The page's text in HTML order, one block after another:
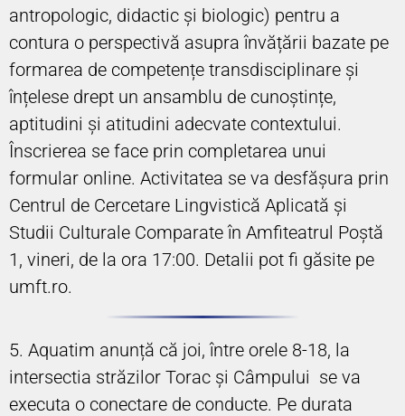
antropologic, didactic și biologic) pentru a
contura o perspectivă asupra învățării bazate pe
formarea de competențe transdisciplinare și
înțelese drept un ansamblu de cunoștințe,
aptitudini și atitudini adecvate contextului.
Înscrierea se face prin completarea unui
formular online. Activitatea se va desfășura prin
Centrul de Cercetare Lingvistică Aplicată și
Studii Culturale Comparate în Amfiteatrul Poștă
1, vineri, de la ora 17:00. Detalii pot fi găsite pe
umft.ro.
5. Aquatim anunță că joi, între orele 8-18, la
intersectia străzilor Torac și Câmpului se va
executa o conectare de conducte. Pe durata